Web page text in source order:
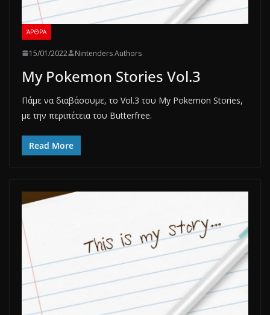
ΆΡΘΡΑ
15/01/2022 Nintenders Authors
My Pokemon Stories Vol.3
Πάμε να διαβάσουμε, το Vol.3 του My Pokemon Stories,
με την περιπέτεια του Butterfree.
Read More